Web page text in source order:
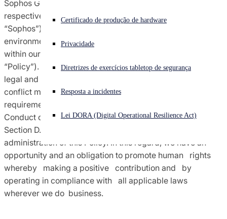
Enfrentando um ataque cibernético? Obtenha ajuda imediata
Iniciar sessão
Open search
Português (Brasil) Open language switcher
Certificado de produção de hardware
Privacidade
Diretrizes de exercícios tabletop de segurança
Resposta a incidentes
Lei DORA (Digital Operational Resilience Act)
Termos e condições dos contratos
Conformidade de comércio global
Avisos
Políticas
Sophos Group Limited and Sophos Holdings, LLC and their
respective subsidiaries (collectively, the “Company” or
“Sophos”) is committed to social, ethical, and
environmental responsibility in its activities, as well as
within our supply chain, in this Conflict Minerals Policy (the
“Policy”). In addition to our commitment, we must meet the
legal and regulatory requirements of the laws governing
conflict minerals, in addition to specific customer
requirements. Further, Sophos adheres to the Code of
Conduct of the Responsible Business Alliance, specifically
Section D.7.,
administration of this Policy. In this regard, we have an
opportunity and an obligation to promote human rights
whereby making a positive contribution and by
operating in compliance with all applicable laws
wherever we do business.